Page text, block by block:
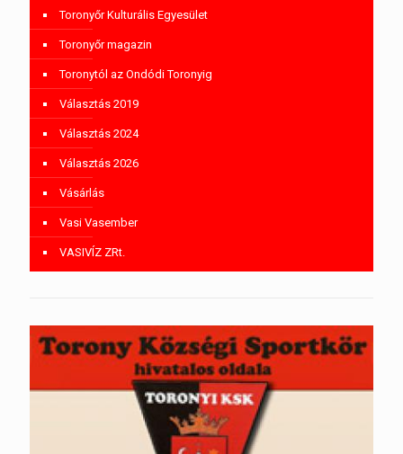
Toronyőr Kulturális Egyesület
Toronyőr magazin
Toronytól az Ondódi Toronyig
Választás 2019
Választás 2024
Választás 2026
Vásárlás
Vasi Vasember
VASIVÍZ ZRt.